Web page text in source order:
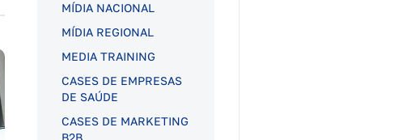
MÍDIA NACIONAL
MÍDIA REGIONAL
MEDIA TRAINING
CASES DE EMPRESAS
DE SAÚDE
CASES DE MARKETING
B2B